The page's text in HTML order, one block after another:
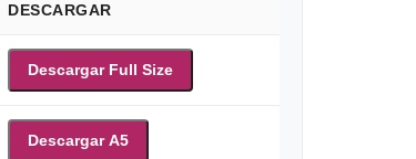
DESCARGAR
Descargar Full Size
Descargar A5